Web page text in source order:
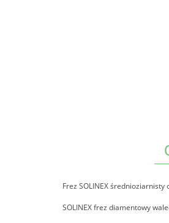
Frez SOLINEX
SOLINEX frez diamentowy